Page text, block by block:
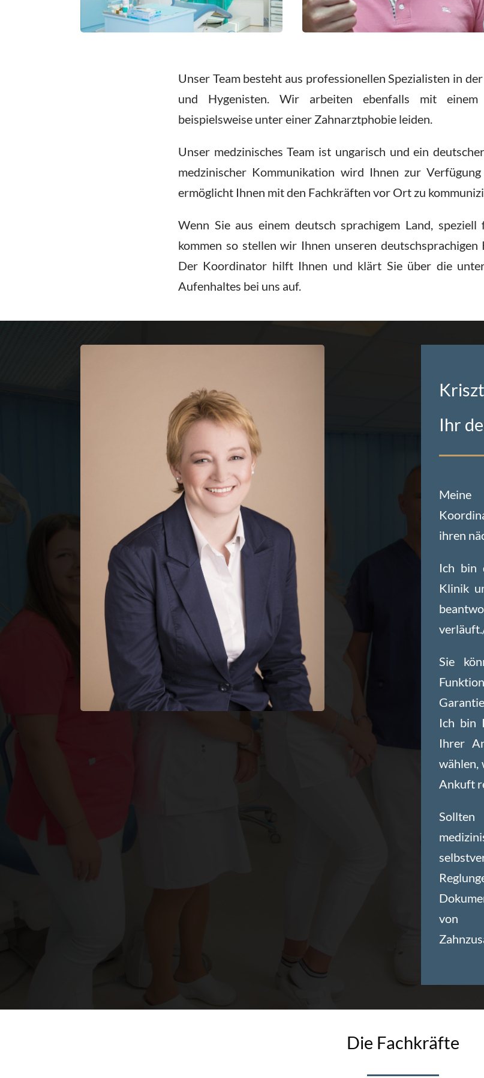
Unser Team besteht aus professionellen Spezialisten in
und Hygenisten. Wir arbeiten ebenfalls mit einem
beispielsweise unter einer Zahnarztphobie leiden.
Unser medzinisches Team ist ungarisch und ein
medzinischer Kommunikation wird Ihnen zur
ermöglicht Ihnen mit den Fachkräften vor Ort zu
Wenn Sie aus einem deutsch sprachigem Land,
kommen so stellen wir Ihnen unseren
Der Koordinator hilft Ihnen und klärt Sie über die
Aufenhaltes bei uns auf.
Ihr
ihren
Ich bin
Klinik
Sie
Ich bin
Ihrer
wählen,
Ankuft
von
Die Fachkräfte